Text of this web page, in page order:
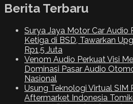
Berita Terbaru
Surya Jaya Motor Car Audio
Ketiga di BSD, Tawarkan
Rp1,5 Juta
Venom Audio Perkuat Visi
Dominasi Pasar Audio
Nasional
Usung Teknologi Virtual SIM
Aftermarket Indonesia